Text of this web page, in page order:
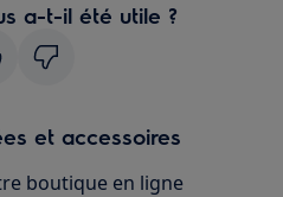
a-t-il été utile ?
et accessoires
boutique en ligne